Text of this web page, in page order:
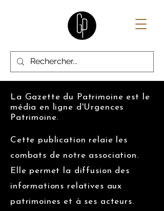
La Gazette du Patrimoine est le
média en ligne d'Urgences
Patrimoine.
Cette publication relaie les
combats de notre association.
Elle permet la diffusion des
informations relatives aux
patrimoines et à ses acteurs.